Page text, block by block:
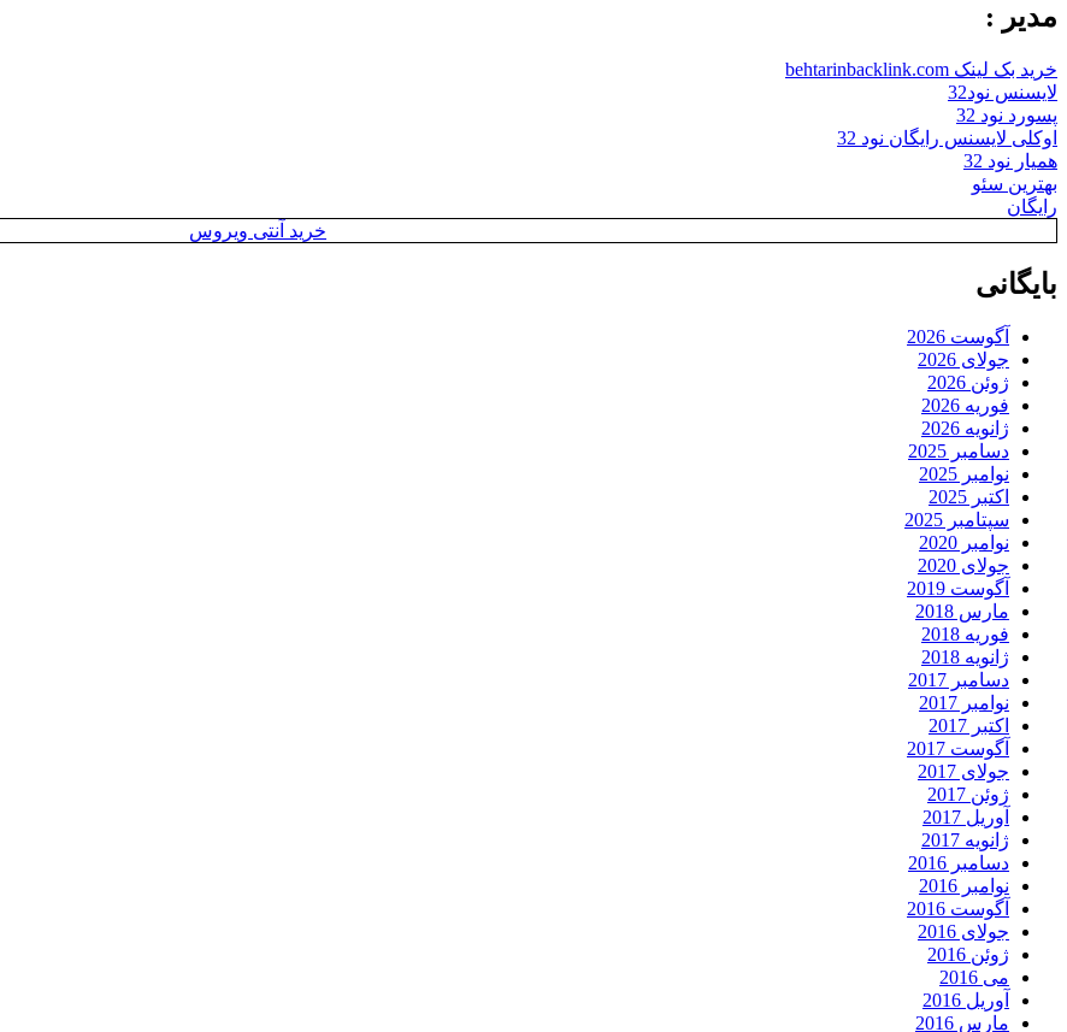
مدیر :
خرید بک لینک behtarinbacklink.com
لایسنس نود32
پسورد نود 32
اوکلی لایسنس رایگان نود 32
همیار نود 32
بهترین سئو
رایگان
خرید آنتی ویروس
بایگانی
آگوست 2026
جولای 2026
ژوئن 2026
فوریه 2026
ژانویه 2026
دسامبر 2025
نوامبر 2025
اکتبر 2025
سپتامبر 2025
نوامبر 2020
جولای 2020
آگوست 2019
مارس 2018
فوریه 2018
ژانویه 2018
دسامبر 2017
نوامبر 2017
اکتبر 2017
آگوست 2017
جولای 2017
ژوئن 2017
آوریل 2017
ژانویه 2017
دسامبر 2016
نوامبر 2016
آگوست 2016
جولای 2016
ژوئن 2016
می 2016
آوریل 2016
مارس 2016